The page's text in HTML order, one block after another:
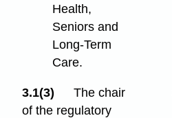
Health,
Seniors and
Long-Term
Care.
3.1(3)
The chair
of the regulatory